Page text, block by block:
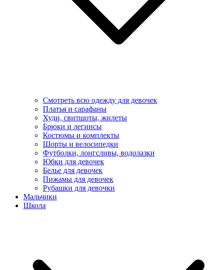
Смотреть всю одежду для девочек
Платья и сарафаны
Худи, свитшоты, жилеты
Брюки и легинсы
Костюмы и комплекты
Шорты и велосипедки
Футболки, лонгсливы, водолазки
Юбки для девочек
Белье для девочек
Пижамы для девочек
Рубашки для девочки
Мальчики
Школа